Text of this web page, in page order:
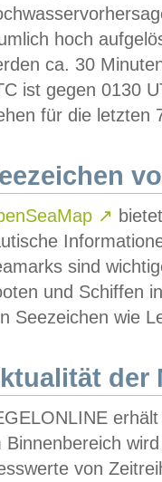
hoch
ca. 30
ist gegen 0130
für die letzten
↗
sind
und Schiffen
Seezeichen wie
der
Binnenbereich
von